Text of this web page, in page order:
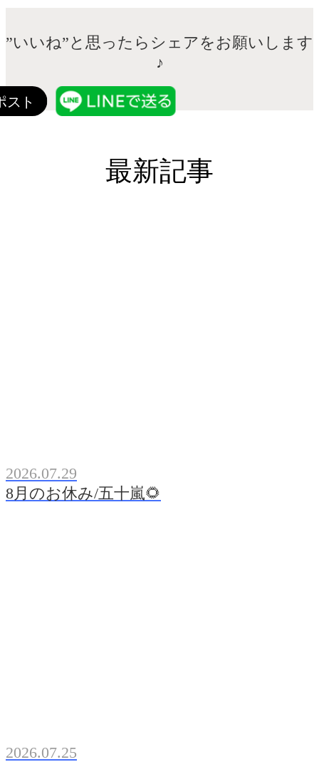
”いいね”と思ったらシェアをお願いします
♪
最新記事
2026.07.29
8月のお休み/五十嵐🌻
2026.07.25